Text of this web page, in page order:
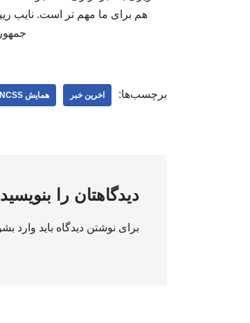
برچسب‌ها: اخرین خبر همایش NCSS
دیدگاهتان را بنویسید
برای نوشتن دیدگاه باید وارد